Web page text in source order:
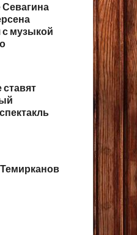
с музыкой